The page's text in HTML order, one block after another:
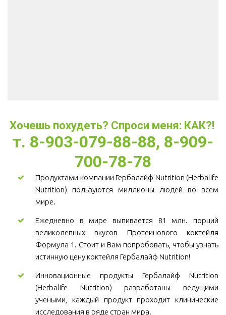
Хочешь похудеть? Спроси меня: КАК?!
т. 8-903-079-88-88, 8-909-
700-78-78
Продуктами компании Гербалайф Nutrition (Herbalife
Nutrition) пользуются миллионы людей во всем
мире.
Ежедневно в мире выпивается 81 млн. порций
великолепных вкусов Протеинового коктейля
Формула 1. Стоит и Вам попробовать, чтобы узнать
истинную цену коктейля Гербалайф Nutrition!
Инновационные продукты Гербалайф Nutrition
(Herbalife Nutrition) разработаны ведущими
учеными, каждый продукт проходит клинические
исследования в ряде стран мира.